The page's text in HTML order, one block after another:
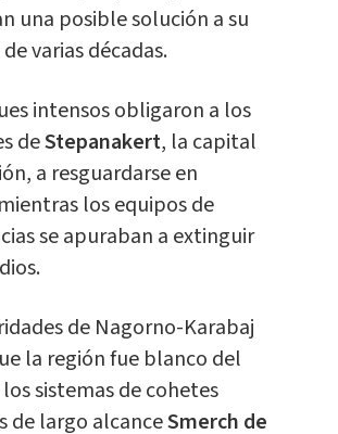
una posible solución a su
varias décadas.
intensos obligaron a los
deStepanakert, la capital
a resguardarse en
los equipos de
se apuraban a extinguir
de Nagorno-Karabaj
la región fue blanco del
sistemas de cohetes
de largo alcanceSmerch de